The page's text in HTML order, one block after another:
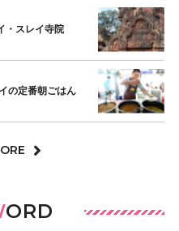
・スレイ寺院
の定番朝ごはん
ORD